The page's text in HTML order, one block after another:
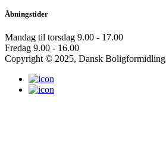
Åbningstider
Mandag til torsdag 9.00 - 17.00
Fredag 9.00 - 16.00
Copyright © 2025, Dansk Boligformidling